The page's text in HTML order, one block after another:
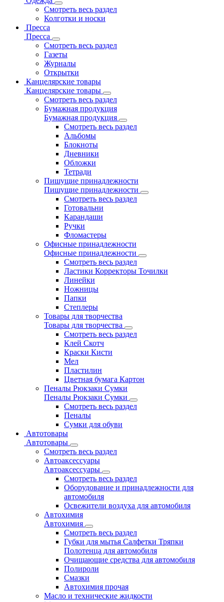
Смотреть весь раздел
Колготки и носки
Пресса
Пресса
Смотреть весь раздел
Газеты
Журналы
Открытки
Канцелярские товары
Канцелярские товары
Смотреть весь раздел
Бумажная продукция
Бумажная продукция
Смотреть весь раздел
Альбомы
Блокноты
Дневники
Обложки
Тетради
Пишущие принадлежности
Пишущие принадлежности
Смотреть весь раздел
Готовальни
Карандаши
Ручки
Фломастеры
Офисные принадлежности
Офисные принадлежности
Смотреть весь раздел
Ластики Корректоры Точилки
Линейки
Ножницы
Папки
Степлеры
Товары для творчества
Товары для творчества
Смотреть весь раздел
Клей Скотч
Краски Кисти
Мел
Пластилин
Цветная бумага Картон
Пеналы Рюкзаки Сумки
Пеналы Рюкзаки Сумки
Смотреть весь раздел
Пеналы
Сумки для обуви
Автотовары
Автотовары
Смотреть весь раздел
Автоаксессуары
Автоаксессуары
Смотреть весь раздел
Оборудование и принадлежности для
автомобиля
Освежители воздуха для автомобиля
Автохимия
Автохимия
Смотреть весь раздел
Губки для мытья Салфетки Тряпки
Полотенца для автомобиля
Очищающие средства для автомобиля
Полироли
Смазки
Автохимия прочая
Масло и технические жидкости